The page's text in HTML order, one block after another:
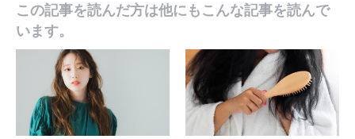
この記事を読んだ方は他にもこんな記事を読んで
います。